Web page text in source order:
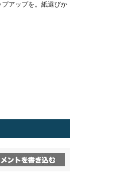
アップを。紙選びか